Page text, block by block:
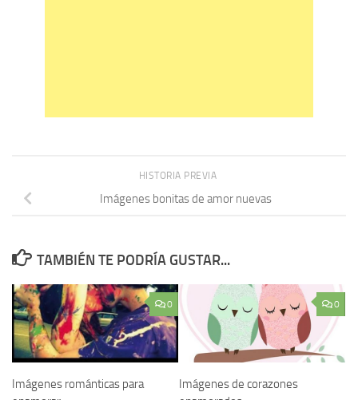
HISTORIA PREVIA
Imágenes bonitas de amor nuevas
TAMBIÉN TE PODRÍA GUSTAR...
0
Imágenes románticas para
0
Imágenes de corazones